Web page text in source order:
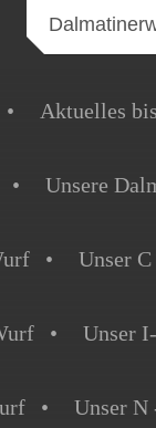
Aktuelles
Unsere
Unser
Unser
Unser N